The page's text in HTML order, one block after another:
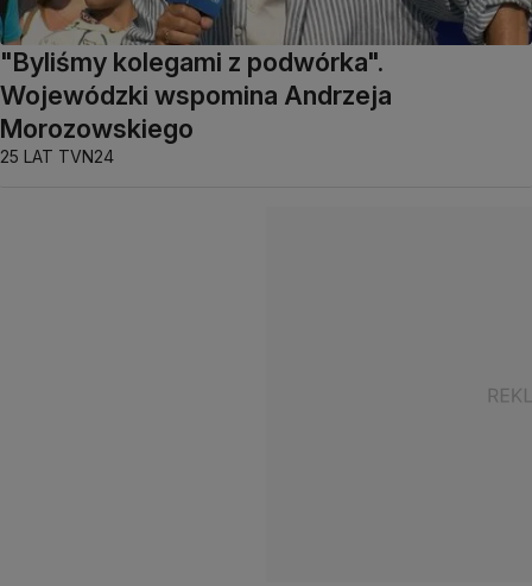
"Byliśmy kolegami z podwórka".
Wojewódzki wspomina Andrzeja
Morozowskiego
25 LAT TVN24